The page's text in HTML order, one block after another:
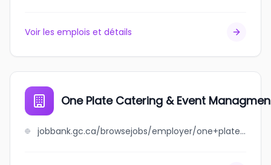
Voir les emplois et détails
One Plate Catering & Event
jobbank.gc.ca/browsejobs/employer/one+plate+catering+%26+event+managment/ca